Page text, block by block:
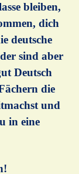
bleiben,
dich
deutsche
sind aber
Deutsch
die
und
in eine